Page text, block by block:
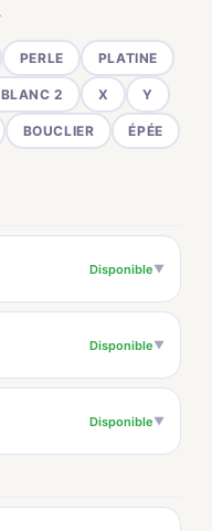
PERLE PLATINE
BLANC 2 X Y
BOUCLIER ÉPÉE
Disponible▼
Disponible▼
Disponible▼